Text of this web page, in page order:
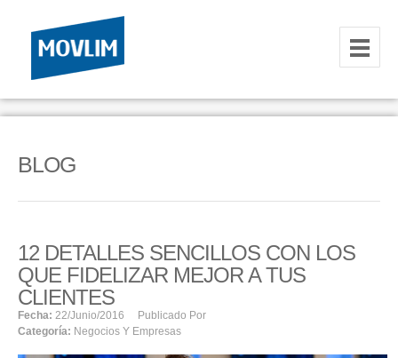
INICIO
HOSTING
HOSTING
RESELLER
SERVIDORES VPS
BLOG
12 DETALLES SENCILLOS CON LOS
QUE FIDELIZAR MEJOR A TUS
CLIENTES
Fecha: 22/junio/2016
Publicado Por
Categoría: Negocios Y Empresas